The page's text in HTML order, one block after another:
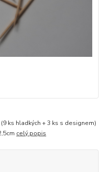
ks hladkých + 3 ks s designem)
celý popis